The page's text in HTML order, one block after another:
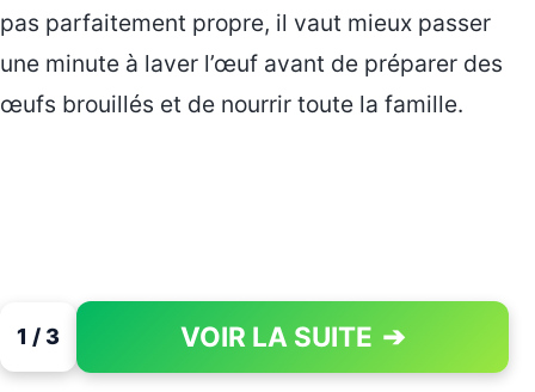
pas parfaitement propre, il vaut mieux passer
une minute à laver l’œuf avant de préparer des
œufs brouillés et de nourrir toute la famille.
1 / 3 VOIR LA SUITE ➔
PAGE 1 OF 3